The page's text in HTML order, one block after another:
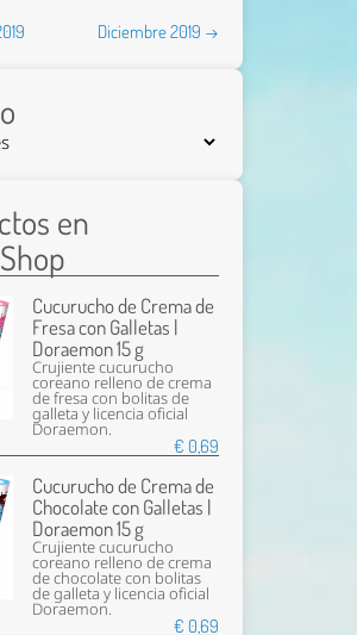
Diciembre 2019 →
en
Cucurucho de Crema de
Fresa con Galletas |
Doraemon 15 g
Crujiente cucurucho
coreano relleno de crema
de fresa con bolitas de
galleta y licencia oficial
Doraemon.
€ 0,69
Cucurucho de Crema de
Chocolate con Galletas |
Doraemon 15 g
Crujiente cucurucho
coreano relleno de crema
de chocolate con bolitas
de galleta y licencia oficial
Doraemon.
€ 0,69